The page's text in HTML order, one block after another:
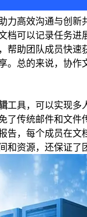
力高效沟通与创
档可以记录任务
帮助团队成员快
。总的来说，协
工具，可以实现多
传统邮件和文件
告，每个成员在
资源，还保证了